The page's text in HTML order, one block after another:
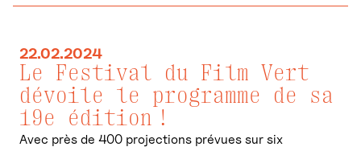
22.02.2024
Le Festival du Film Vert
dévoile le programme de sa
19e édition !
Avec près de 400 projections prévues sur six